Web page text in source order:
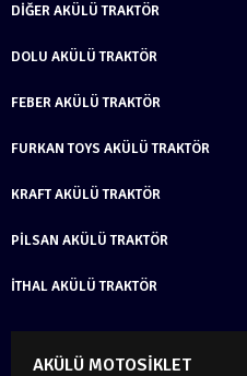
DIĞER AKÜLÜ TRAKTÖR
DOLU AKÜLÜ TRAKTÖR
FEBER AKÜLÜ TRAKTÖR
FURKAN TOYS AKÜLÜ TRAKTÖR
KRAFT AKÜLÜ TRAKTÖR
PILSAN AKÜLÜ TRAKTÖR
İTHAL AKÜLÜ TRAKTÖR
AKÜLÜ MOTOSIKLET